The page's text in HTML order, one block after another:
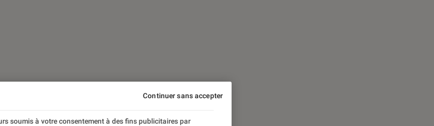
soumis à votre consentement à des fins publicitaires par
Continuer sans accepter